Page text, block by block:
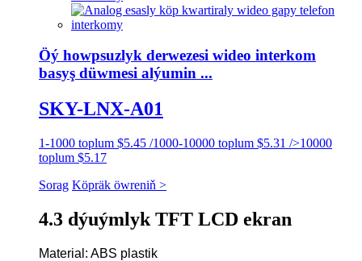
Öý howpsuzlyk derwezesi wideo interkom
basyş düwmesi alýumin ...
SKY-LNX-A01
1-1000 toplum $5.45 /1000-10000 toplum $5.31 />10000
toplum $5.17
Sorag Köpräk öwreniň >
4.3 dýuýmlyk TFT LCD ekran
Material: ABS plastik